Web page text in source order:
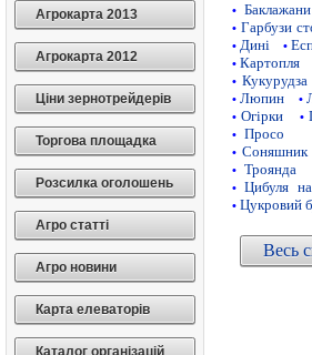
Агрокарта 2013
Агрокарта 2012
Ціни зернотрейдерів
Торгова площадка
Розсилка оголошень
Агро статті
Агро новини
Карта елеваторів
Каталог організацій
• Баклажани
• Гарбузи
• Дині •
• Картопля
• Кукурудза
• Люпин •
• Огірки •
• Просо
• Соняшник
• Троянда
• Цибуля
• Цукровий
Весь